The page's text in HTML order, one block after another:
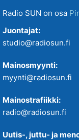
Radio SUN on osa
Juontajat:
studio@radiosun.fi
Mainosmyynti:
myynti@radiosun.fi
Mainostrafiikki:
radio@radiosun.fi
Uutis-, juttu- ja